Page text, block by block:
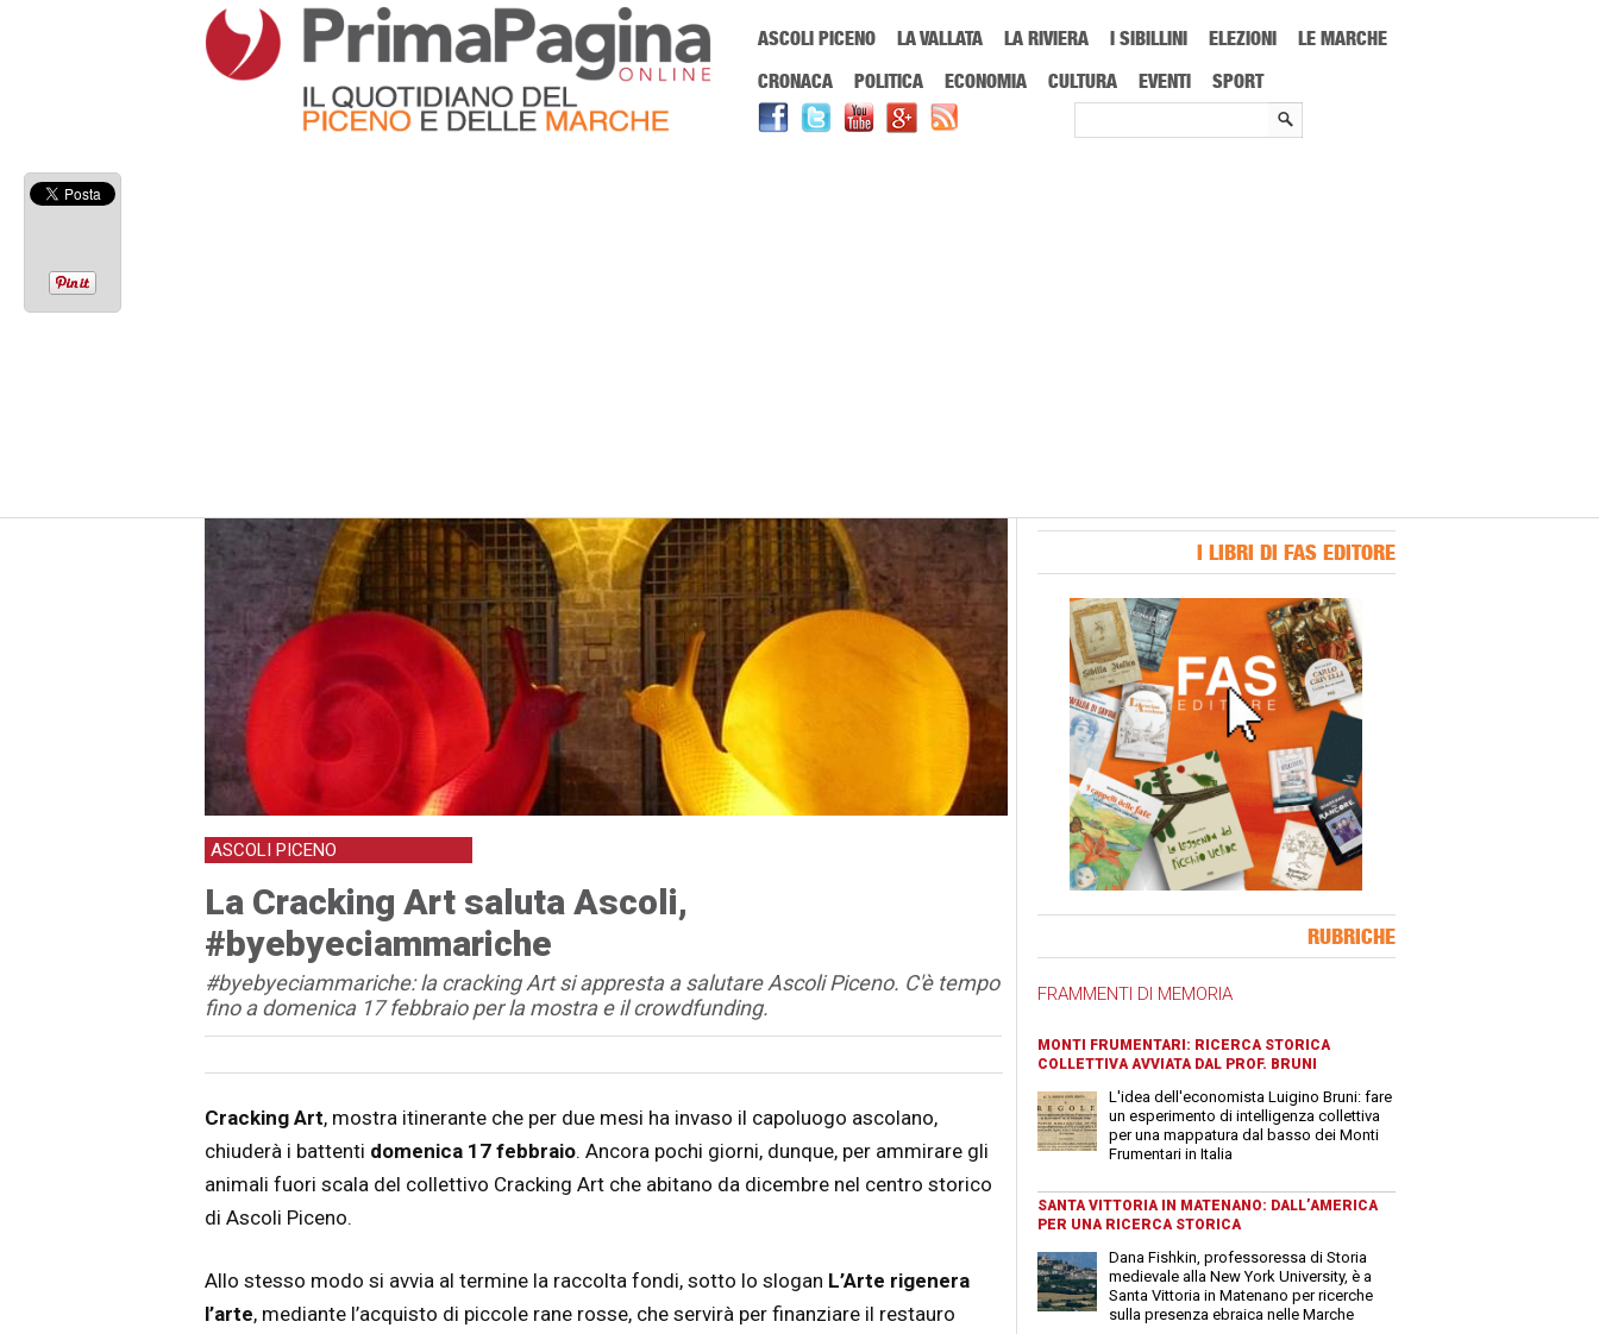
ASCOLI PICENO LA VALLATA LA RIVIERA I SIBILLINI ELEZIONI
LE MARCHE
CRONACA
POLITICA ECONOMIA CULTURA EVENTI SPORT
ASCOLI PICENO
La Cracking Art saluta Ascoli,
#byebyeciammariche
#byebyeciammariche: la cracking Art si appresta a salutare Ascoli Piceno. C'è tempo
fino a domenica 17 febbraio per la mostra e il crowdfunding.
Articolo
Testo articolo principale
Cracking Art, mostra itinerante che per due mesi ha invaso il capoluogo ascolano,
chiuderà i battenti domenica 17 febbraio. Ancora pochi giorni, dunque, per ammirare gli
animali fuori scala del collettivo Cracking Art che abitano da dicembre nel centro storico
di Ascoli Piceno.
Allo stesso modo si avvia al termine la raccolta fondi, sotto lo slogan L’Arte rigenera
l’arte, mediante l’acquisto di piccole rane rosse, che servirà per finanziare il restauro
I LIBRI DI FAS EDITORE
RUBRICHE
FRAMMENTI DI MEMORIA
MONTI FRUMENTARI: RICERCA STORICA
COLLETTIVA AVVIATA DAL PROF. BRUNI
L'idea dell'economista Luigino Bruni: fare
un esperimento di intelligenza collettiva
per una mappatura dal basso dei Monti
Frumentari in Italia
SANTA VITTORIA IN MATENANO: DALL’AMERICA
PER UNA RICERCA STORICA
Dana Fishkin, professoressa di Storia
medievale alla New York University, è a
Santa Vittoria in Matenano per ricerche
sulla presenza ebraica nelle Marche